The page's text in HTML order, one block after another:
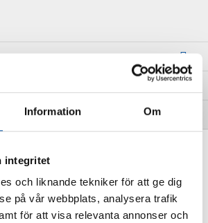
Information Om
integritet
och liknande tekniker för att ge dig
på vår webbplats, analysera trafik
för att visa relevanta annonser och